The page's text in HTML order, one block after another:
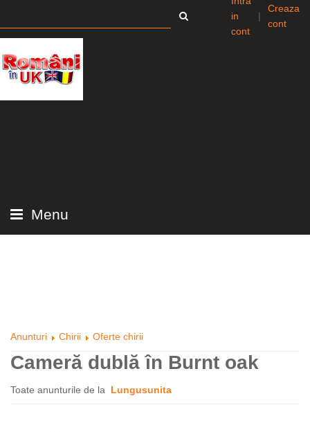
in
cont
|
Creaza
cont
Menu
Anunturi Chirii Oferte chirii
Cameră dublă în Burnt oak
Toate anunturile de la Lungusunita